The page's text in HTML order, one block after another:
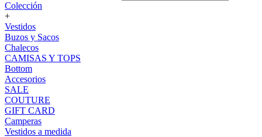
Colección
+
Vestidos
Buzos y Sacos
Chalecos
CAMISAS Y TOPS
Bottom
Accesorios
SALE
COUTURE
GIFT CARD
Camperas
Vestidos a medida